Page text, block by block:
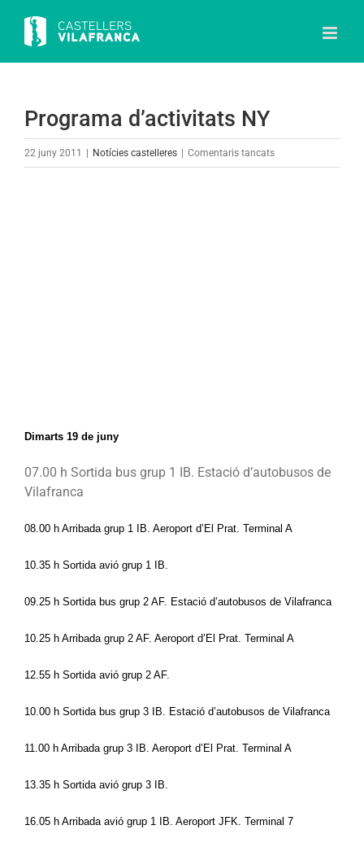
content
Programa d’activitats NY
22 juny 2011 Notícies castelleres Comentaris tancatsa
Dimarts 19 de juny
07.00 h Sortida bus grup 1 IB. Estació d’autobusos de
Vilafranca
08.00 h Arribada grup 1 IB. Aeroport d’El Prat. Terminal A
10.35 h Sortida avió grup 1 IB.
09.25 h Sortida bus grup 2 AF. Estació d’autobusos de Vilafranca
10.25 h Arribada grup 2 AF. Aeroport d’El Prat. Terminal A
12.55 h Sortida avió grup 2 AF.
10.00 h Sortida bus grup 3 IB . Estació d’autobusos de Vilafranca
11.00 h Arribada grup 3 IB. Aeroport d’El Prat. Terminal A
13.35 h Sortida avió grup 3 IB.
16.05 h Arribada avió grup 1 IB. Aeroport JFK. Terminal 7